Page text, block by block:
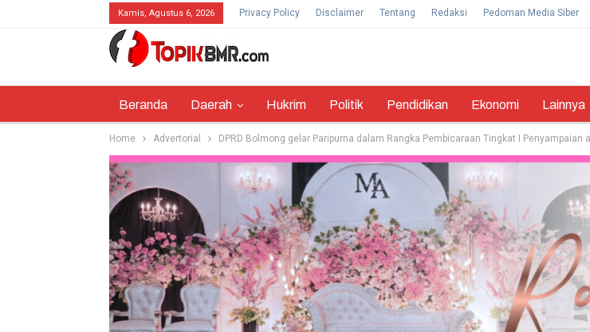
Kamis, Agustus 6, 2026 Privacy Policy Disclaimer Tentang Redaksi Pedoman Media Siber
Beranda Daerah Hukrim Politik Pendidikan Ekonomi Lainnya
Home Advertorial DPRD Bolmong gelar Paripurna dalam Rangka Pembicaraan Tingkat I